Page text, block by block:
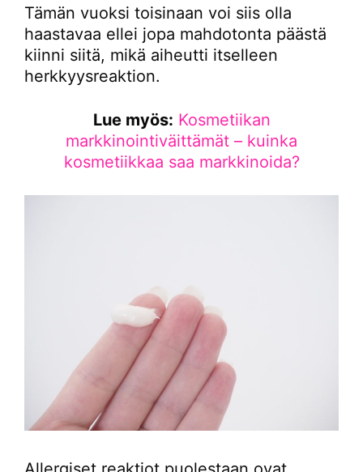
Tämän vuoksi toisinaan voi siis olla
haastavaa ellei jopa mahdotonta päästä
kiinni siitä, mikä aiheutti itselleen
herkkyysreaktion.
Lue myös: Kosmetiikan
markkinointiväittämät – kuinka
kosmetiikkaa saa markkinoida?